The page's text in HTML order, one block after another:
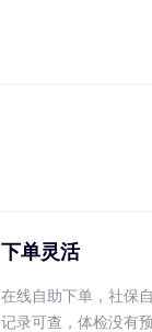
下单灵活
在线自助下单，社保
记录可查，体检没有